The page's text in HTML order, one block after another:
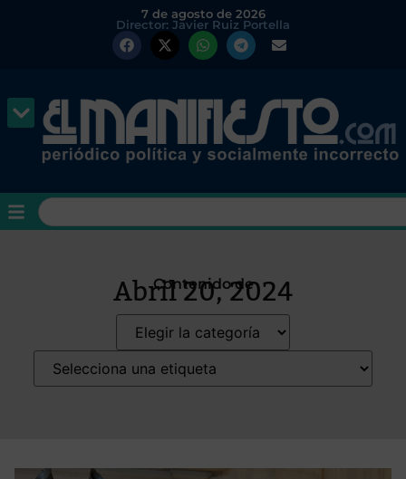
7 de agosto de 2026
Director: Javier Ruiz Portella
Contenido de
Abril 20, 2024